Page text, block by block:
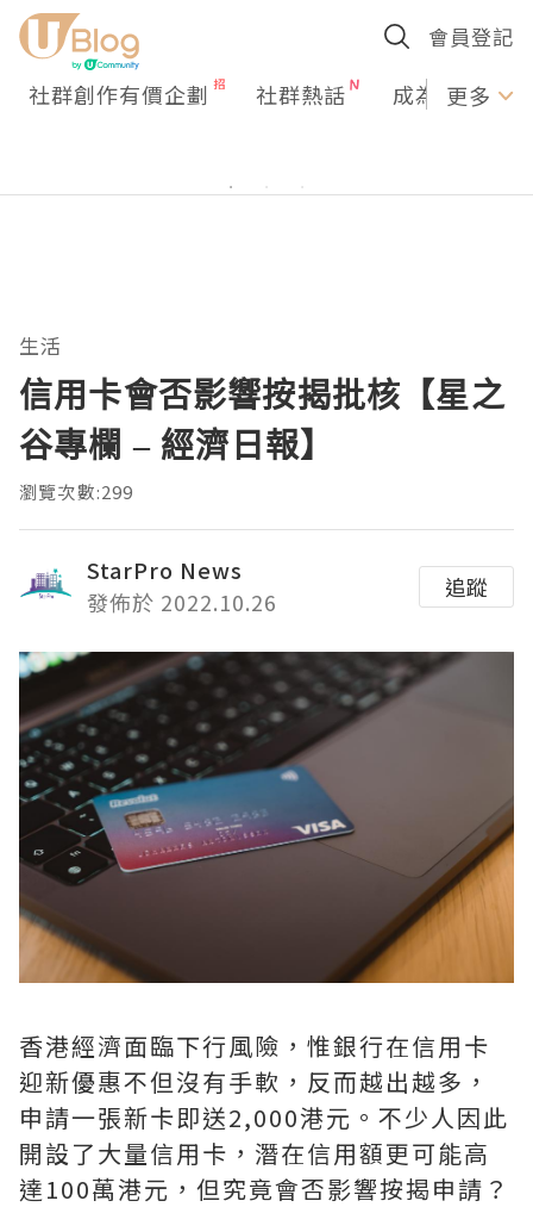
會員登記
社群創作有價企劃 社群熱話 成為U更多
生活
信用卡會否影響按揭批核【星之
谷專欄 – 經濟日報】
瀏覽次數:299
StarPro News
發佈於 2022.10.26
追蹤
香港經濟面臨下行風險，惟銀行在信用卡
迎新優惠不但沒有手軟，反而越出越多，
申請一張新卡即送2,000港元。不少人因此
開設了大量信用卡，潛在信用額更可能高
達100萬港元，但究竟會否影響按揭申請？